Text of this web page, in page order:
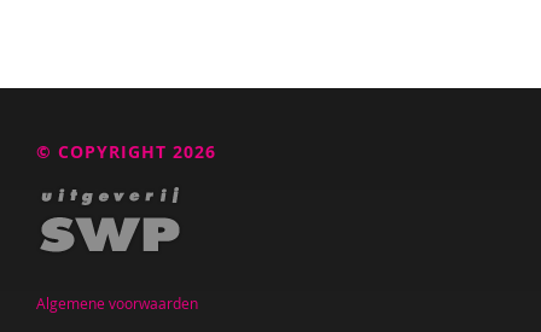
Caroline Boudry
© COPYRIGHT 2026
Algemene voorwaarden